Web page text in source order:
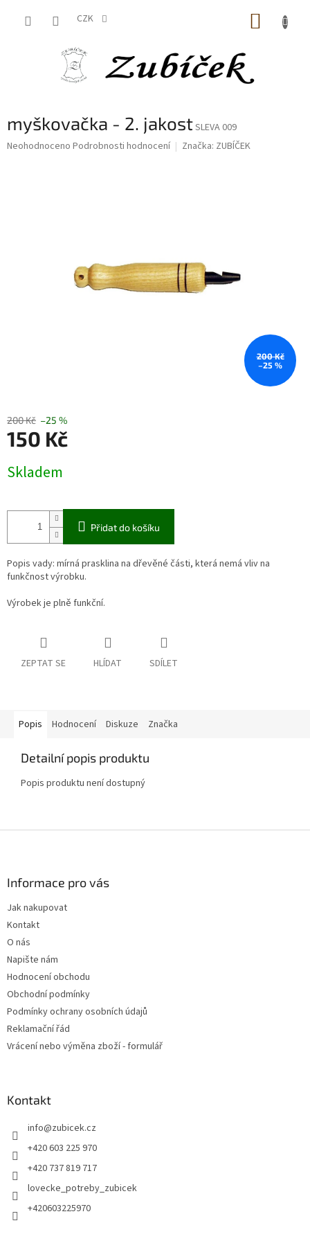
CZK
myškovačka - 2. jakostSLEVA 009
Průměrné
Neohodnoceno Podrobnosti hodnocení Značka: ZUBÍČEK
200 Kč
–25 %
200 Kč –25 %
150 Kč
cena:
Skladem
Přidat do košíku
Popis vady: mírná prasklina na dřevěné části, která nemá vliv na
funkčnost výrobku.
Výrobek je plně funkční.
ZEPTAT SE HLÍDAT SDÍLET
Popis Hodnocení Diskuze Značka
Detailní popis produktu
Popis produktu není dostupný
Informace pro vás
Jak nakupovat
Kontakt
O nás
Napište nám
Hodnocení obchodu
Obchodní podmínky
Podmínky ochrany osobních údajů
Reklamační řád
Vrácení nebo výměna zboží - formulář
Kontakt
info@zubicek.cz
+420 603 225 970
+420 737 819 717
lovecke_potreby_zubicek
+420603225970